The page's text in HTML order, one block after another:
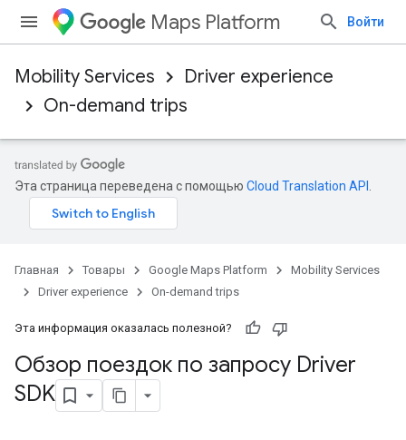
Maps Platform Войти
Mobility Services
Driver experience
On-demand trips
Эта страница переведена с помощью Cloud Translation API
Главная Товары Google Maps Platform
Mobility Services
Driver experience
On-demand trips
Эта информация оказалась полезной?
Обзор поездок по запросу Driver
SDK